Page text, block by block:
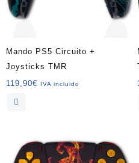
Mando PS5 Circuito +
Joysticks TMR
119,90€ IVA incluido